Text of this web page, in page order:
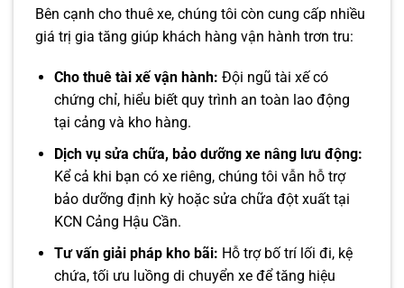
Bên cạnh cho thuê xe, chúng tôi còn cung cấp nhiều
giá trị gia tăng giúp khách hàng vận hành trơn tru:
Cho thuê tài xế vận hành: Đội ngũ tài xế có
chứng chỉ, hiểu biết quy trình an toàn lao động
tại cảng và kho hàng.
Dịch vụ sửa chữa, bảo dưỡng xe nâng lưu động:
Kể cả khi bạn có xe riêng, chúng tôi vẫn hỗ trợ
bảo dưỡng định kỳ hoặc sửa chữa đột xuất tại
KCN Cảng Hậu Cần.
Tư vấn giải pháp kho bãi: Hỗ trợ bố trí lối đi, kệ
chứa, tối ưu luồng di chuyển xe để tăng hiệu